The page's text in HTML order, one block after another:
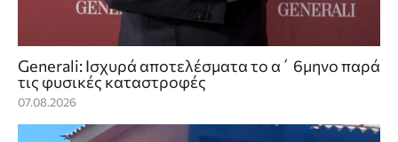
Generali: Ισχυρά αποτελέσματα το α΄ 6μηνο παρά
τις φυσικές καταστροφές
07.08.2026